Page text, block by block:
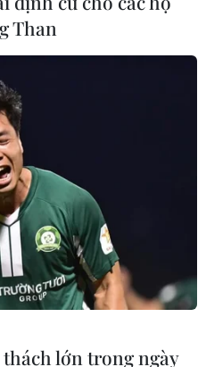
mại
Việt Nam
Quốc
tăng,
đồng mỗi
Than
lớn trong ngày